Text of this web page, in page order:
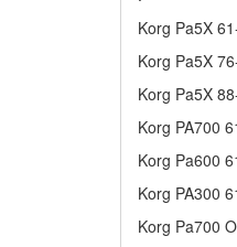
Korg Pa5X
Korg Pa5X
Korg Pa5X
Korg PA700
Korg Pa600
Korg PA300
Korg Pa700